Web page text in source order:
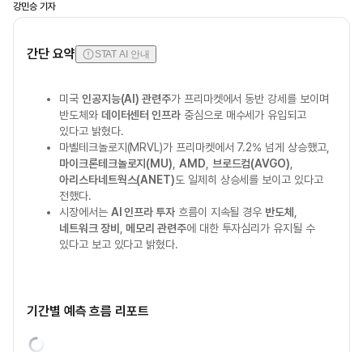
강민승 기자
간단 요약 STAT AI 안내
미국 인공지능(AI) 관련주가 프리마켓에서 동반 강세를 보이며
반도체와 데이터센터 인프라 중심으로 매수세가 유입되고
있다고 밝혔다.
마벨테크놀로지(MRVL)가 프리마켓에서 7.2% 넘게 상승했고,
마이크론테크놀로지(MU) AMD 브로드컴(AVGO)
아리스타네트웍스(ANET)도 일제히 상승세를 보이고 있다고
전했다.
시장에서는 AI 인프라 투자흐름이 지속될 경우 반도체
네트워크 장비
,메모리 관련주에 대한 투자심리가 유지될 수
있다고 보고 있다고 밝혔다.
기간별 예측 흐름 리포트